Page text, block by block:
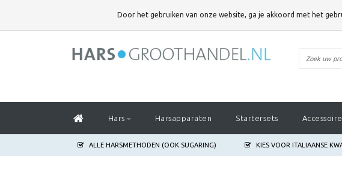
GA JE AKKOORD MET HET GEBRUIK VAN COOKIES OM ONZE WEBSITE TE VERBETEREN.
Hars Harsapparaten Startersets
ALLE HARSMETHODEN (OOK SUGARING) KIES VOOR ITALIAANSE
Door het gebruiken van onze website, ga je akkoord met het